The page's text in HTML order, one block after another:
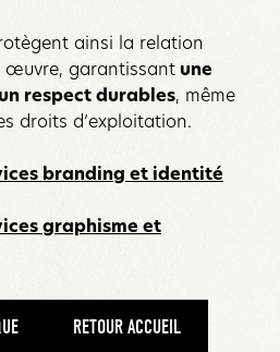
ainsi la relation
œuvre, garantissant une
un respect durables, même
droits d’exploitation.
branding et identité
graphisme et
RETOUR ACCUEIL